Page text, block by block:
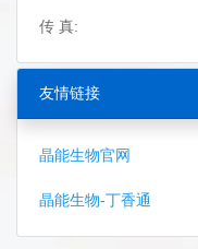
传 真:
友情链接
晶能生物官网
晶能生物-丁香通